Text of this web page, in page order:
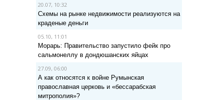
20.07, 10:32
Схемы на рынке недвижимости реализуются на
краденые деньги
05.10, 11:01
Морарь: Правительство запустило фейк про
сальмонеллу в дондюшанских яйцах
27.09, 06:00
А как относятся к войне Румынская
православная церковь и «бессарабская
митрополия»?